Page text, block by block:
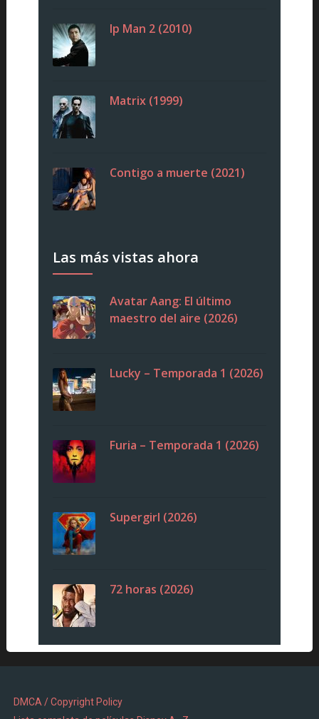
Ip Man 2 (2010)
Matrix (1999)
Contigo a muerte (2021)
Las más vistas ahora
Avatar Aang: El último
maestro del aire (2026)
Lucky – Temporada 1 (2026)
Furia – Temporada 1 (2026)
Supergirl (2026)
72 horas (2026)
DMCA / Copyright Policy